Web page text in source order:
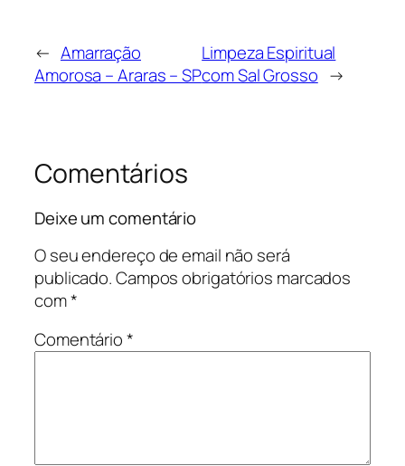
← Amarração
Amorosa – Araras – SP
Limpeza Espiritual
com Sal Grosso →
Comentários
Deixe um comentário
O seu endereço de email não será
publicado.Campos obrigatórios marcados
com*
Comentário*